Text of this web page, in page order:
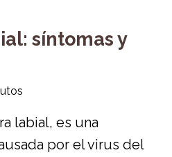
síntomas y
labial, es una
por el virus del